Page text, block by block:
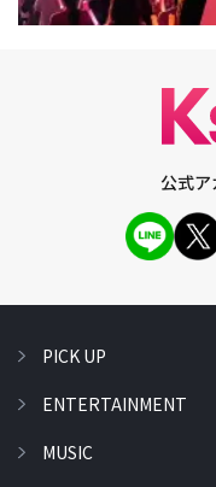
公式ア
PICK UP
ENTERTAINMENT
MUSIC